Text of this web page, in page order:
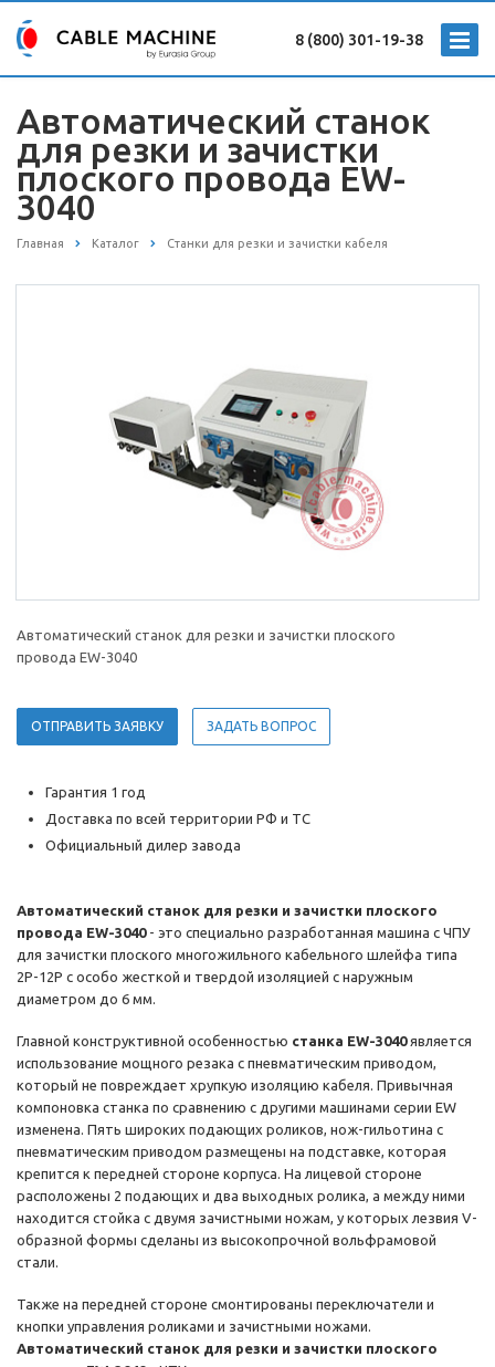
8 (800) 301-19-38
Автоматический станок
для резки и зачистки
плоского провода EW-
3040
Главная Каталог Станки для резки и зачистки кабеля
Автоматический станок для резки и зачистки плоского
провода EW-3040
ОТПРАВИТЬ ЗАЯВКУ ЗАДАТЬ ВОПРОС
Гарантия 1 год
Доставка по всей территории РФ и ТС
Официальный дилер завода
Автоматический станок для резки и зачистки плоского
провода EW-3040- это специально разработанная машина с ЧПУ
для зачистки плоского многожильного кабельного шлейфа типа
2P-12P с особо жесткой и твердой изоляцией с наружным
диаметром до 6 мм.
Главной конструктивной особенностью станка EW-3040является
использование мощного резака с пневматическим приводом,
который не повреждает хрупкую изоляцию кабеля. Привычная
компоновка станка по сравнению с другими машинами серии EW
изменена. Пять широких подающих роликов, нож-гильотина с
пневматическим приводом размещены на подставке, которая
крепится к передней стороне корпуса. На лицевой стороне
расположены 2 подающих и два выходных ролика, а между ними
находится стойка с двумя зачистными ножам, у которых лезвия V-
образной формы сделаны из высокопрочной вольфрамовой
стали.
Также на передней стороне смонтированы переключатели и
кнопки управления роликами и зачистными ножами.
Автоматический станок для резки и зачистки плоского